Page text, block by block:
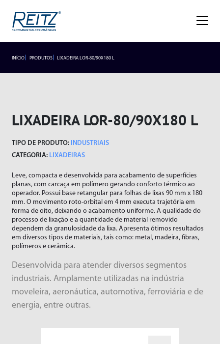
Sobre
Missão, Visão e Valores
Nossa História
Premiações
Trabalhe Conosco
Trabalhe Conosco
Alicates
Cortadores
Esmerilhadeiras
Furadeiras
Limadoras
Lixadeiras
Marteletes Rebatedores
Motores
Movimentador de Rolos
Rebitador de Rosca
Segmentos
Agronegócio
Frigoríficos
Fundições
Linha Branca
Moveleiros
Lançamentos
Assistência Técnica
Atendimento
Downloads
Empresa
Trabalhe Conosco
SEGMENTOS
INÍCIO PRODUTOS LIXADEIRA LOR-80/90X180 L
LIXADEIRA LOR-80/90X180 L
TIPO DE PRODUTO: INDUSTRIAIS
CATEGORIA: LIXADEIRAS
Leve, compacta e desenvolvida para acabamento de superfícies
planas, com carcaça em polímero gerando conforto térmico ao
operador. Possui base retangular para folhas de lixas 90 mm x 180
mm. O movimento roto-orbital em 4 mm executa trajetória em
forma de oito, deixando o acabamento uniforme. A qualidade do
processo de lixação e a quantidade de material removido
dependem da granulosidade da lixa. Apresenta ótimos resultados
em diversos tipos de materiais, tais como: metal, madeira, fibras,
polímeros e cerâmica.
Desenvolvida para atender diversos segmentos
industriais. Amplamente utilizadas na indústria
moveleira, aeronáutica, automotiva, ferroviária e de
energia, entre outras.